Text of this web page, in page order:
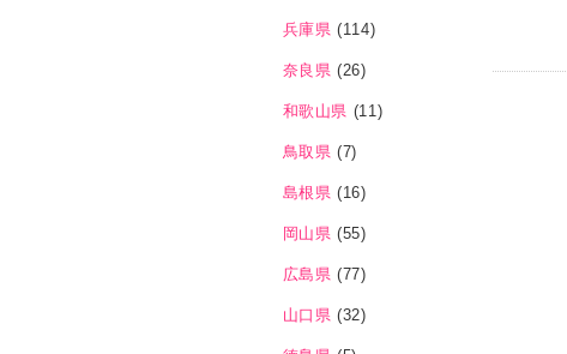
兵庫県 (114)
奈良県 (26)
和歌山県 (11)
鳥取県 (7)
島根県 (16)
岡山県 (55)
広島県 (77)
山口県 (32)